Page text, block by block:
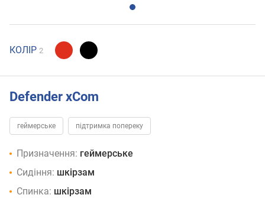
КОЛІР 2
Defender xCom
геймерське підтримка попереку
Призначення: геймерське
Сидіння: шкірзам
Спинка: шкірзам